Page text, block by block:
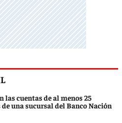
las cuentas de al menos 25
una sucursal del Banco Nación